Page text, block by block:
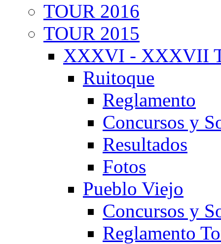
TOUR 2016
TOUR 2015
XXXVI - XXXVII
Ruitoque
Reglamento
Concursos y
Resultados
Fotos
Pueblo Viejo
Concursos y
Reglamento